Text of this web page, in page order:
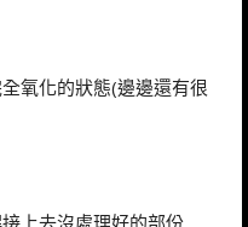
氧化的狀態(邊邊還有很